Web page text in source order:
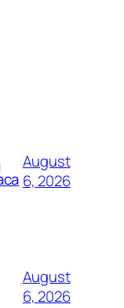
August
6, 2026
August
6, 2026